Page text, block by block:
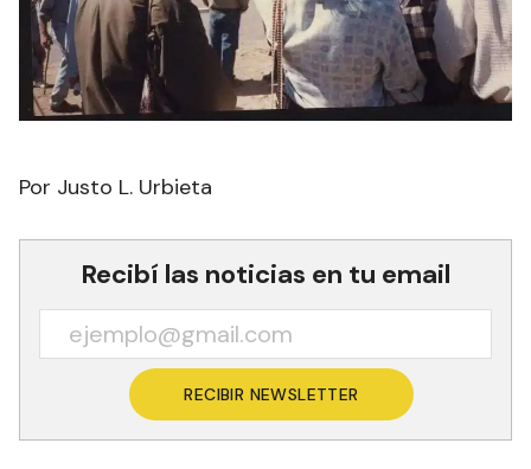
Por Justo L. Urbieta
Recibí las noticias en tu email
RECIBIR NEWSLETTER